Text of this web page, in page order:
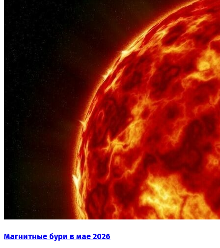
Магнитные бури в мае 2026